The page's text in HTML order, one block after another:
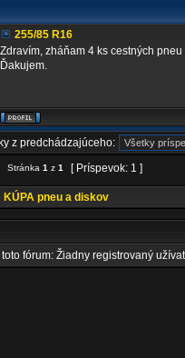
255/85 R16
Zdravím, zháňam 4 ks cestných
Ďakujem.
z predchádzajúceho:
Stránka 1 z 1 [ Príspevok: 1 ]
KÚPA pneu a diskov
fórum: Žiadny registrovaný